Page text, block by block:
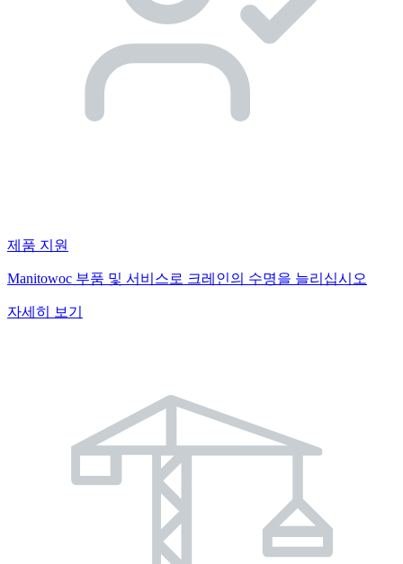
제품 지원
Manitowoc 부품 및 서비스로 크레인의 수명을 늘리십시오
자세히 보기